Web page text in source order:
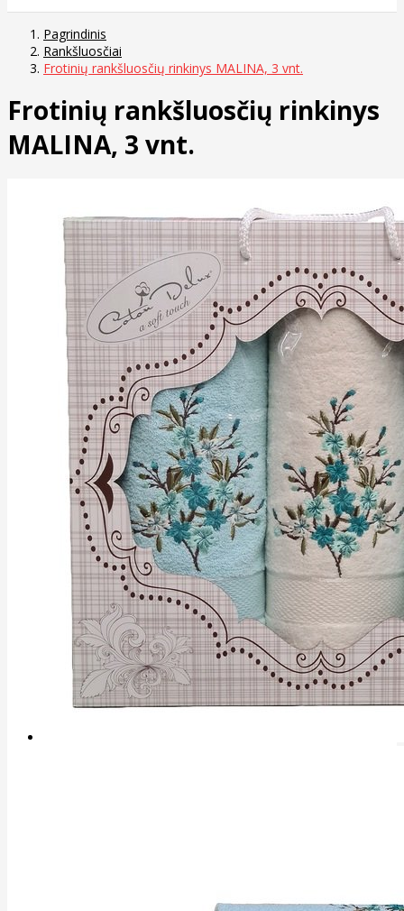
Pagrindinis
Rankšluosčiai
Frotinių rankšluosčių rinkinys MALINA, 3 vnt.
Frotinių rankšluosčių rinkinys
MALINA, 3 vnt.